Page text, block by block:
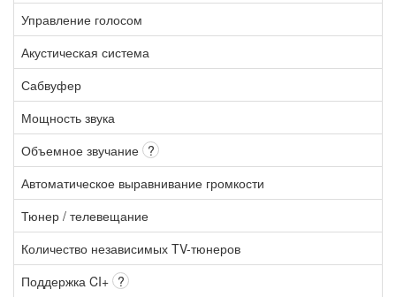
Управление голосом
Акустическая система
Сабвуфер
Мощность звука
Объемное звучание ?
Автоматическое выравнивание громкости
Тюнер / телевещание
Количество независимых TV-тюнеров
Поддержка CI+ ?